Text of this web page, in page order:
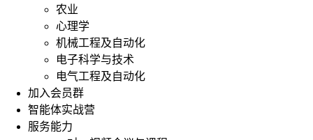
农业
心理学
机械工程及自动化
电子科学与技术
电气工程及自动化
加入会员群
智能体实战营
服务能力